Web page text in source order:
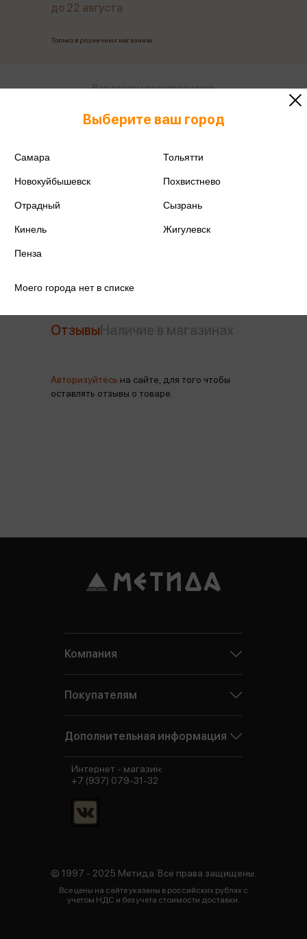
Артикул
до 22 августа
Только в розничных магазинах
Все товары производителя
Поделиться
Отзывы
Авторизуйтесь на сайте, для того чтобы
оставлять отзывы о товаре.
Выберите ваш город
Самара Тольятти
Новокуйбышевск Похвистнево
Отрадный Сызрань
Кинель Жигулевск
Пенза
Моего города нет в списке
Компания
Покупателям
Дополнительная информация
© 1997 - 2025 Метида. Все права защищены.
Все цены на сайте указаны в российских рублях с
учетом НДС и без учета стоимости доставки.
Интернет - магазин:
+7 (937) 079-31-32